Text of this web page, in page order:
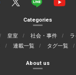
Categories
皇室 社会・事件 ラ
連載一覧 タグ一覧
About us